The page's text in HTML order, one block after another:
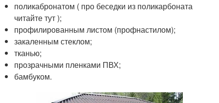
поликабронатом ( про беседки из поликарбоната
читайте тут );
профилированным листом (профнастилом);
закаленным стеклом;
тканью;
прозрачными пленками ПВХ;
бамбуком.